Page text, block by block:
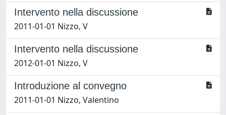
Intervento nella discussione
2011-01-01 Nizzo, V
Intervento nella discussione
2012-01-01 Nizzo, V
Introduzione al convegno
2011-01-01 Nizzo, Valentino